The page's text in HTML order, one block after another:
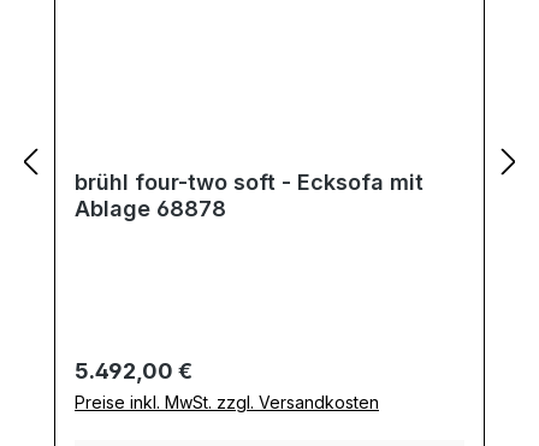
brühl four-two soft - Ecksofa mit
Ablage 68878
Regulärer Preis:
5.492,00 €
Preise inkl. MwSt. zzgl. Versandkosten